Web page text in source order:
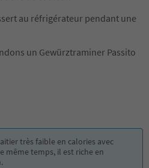
au réfrigérateur pendant une
un Gewürztraminer Passito
très faible en calories avec
même temps, il est riche en